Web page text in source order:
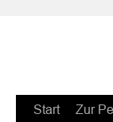
Zum
Start Zur